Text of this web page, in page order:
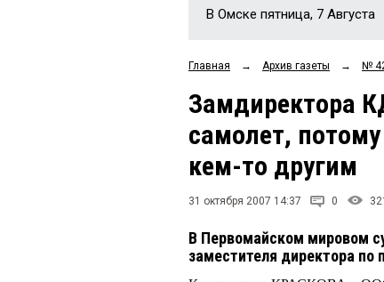
В Омске пятница, 7 Августа
Главная → Архив газеты → №
Замдиректора
самолет,
кем-то другим
31 октября 2007 14:37 0
В Первомайском мировом
заместителя директора